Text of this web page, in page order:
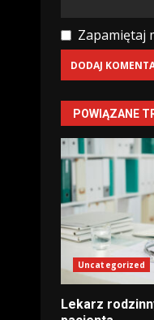
Zapamiętaj
POWIĄZANE
Uncategorized
Lekarz